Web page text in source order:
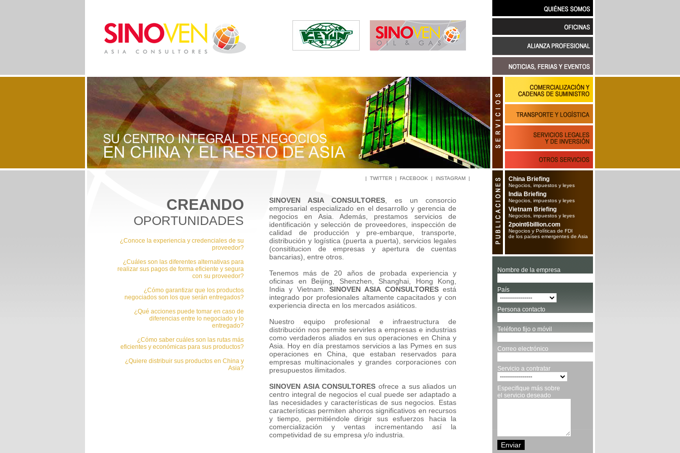
| TWITTER | FACEBOOK | INSTAGRAM |
CREANDO
OPORTUNIDADES
¿Conoce la experiencia y credenciales de su
proveedor?
¿Cuáles son las diferentes alternativas para
realizar sus pagos de forma eficiente y segura
con su proveedor?
¿Cómo garantizar que los productos
negociados son los que serán entregados?
¿Qué acciones puede tomar en caso de
diferencias entre lo negociado y lo
entregado?
¿Cómo saber cuáles son las rutas más
eficientes y económicas para sus productos?
¿Quiere distribuir sus productos en China y
Asia?
SINOVEN ASIA CONSULTORES , es un consorcio
empresarial especializado en el desarrollo y gerencia de
negocios en Asia. Además, prestamos servicios de
identificación y selección de proveedores, inspección de
calidad de producción y pre-embarque, transporte,
distribución y logística (puerta a puerta), servicios legales
(consititucion de empresas y apertura de cuentas
bancarias), entre otros.
Tenemos más de 20 años de probada experiencia y
oficinas en Beijing, Shenzhen, Shanghai, Hong Kong,
India y Vietnam. SINOVEN ASIA CONSULTORESestá
integrado por profesionales altamente capacitados y con
experiencia directa en los mercados asiáticos.
Nuestro equipo profesional e infraestructura de
distribución nos permite servirles a empresas e industrias
como verdaderos aliados en sus operaciones en China y
Asia. Hoy en día prestamos servicios a las Pymes en sus
operaciones en China, que estaban reservados para
empresas multinacionales y grandes corporaciones con
presupuestos ilimitados.
SINOVEN ASIA CONSULTORES ofrece a sus aliados un
centro integral de negocios el cual puede ser adaptado a
las necesidades y características de sus negocios. Estas
características permiten ahorros significativos en recursos
y tiempo, permitiéndole dirigir sus esfuerzos hacia la
comercialización y ventas incrementando así la
competividad de su empresa y/o industria.
China Briefing
Negocios, impuestos y leyes
India Briefing
Negocios, impuestos y leyes
Vietnam Briefing
Negocios, impuestos y leyes
2point6billion.com
Negocios y Políticas de FDI
de los países emergentes de Asia